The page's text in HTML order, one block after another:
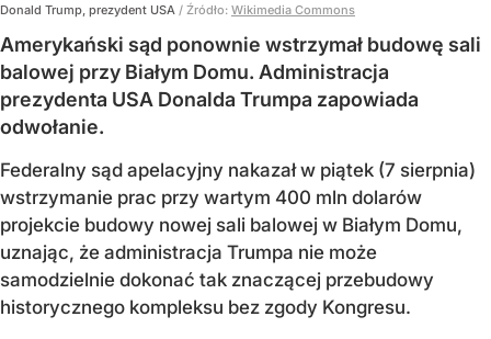
Donald Trump, prezydent USA / Źródło: Wikimedia Commons
Amerykański sąd ponownie wstrzymał budowę sali
balowej przy Białym Domu. Administracja
prezydenta USA Donalda Trumpa zapowiada
odwołanie.
Federalny sąd apelacyjny nakazał w piątek (7 sierpnia)
wstrzymanie prac przy wartym 400 mln dolarów
projekcie budowy nowej sali balowej w Białym Domu,
uznając, że administracja Trumpa nie może
samodzielnie dokonać tak znaczącej przebudowy
historycznego kompleksu bez zgody Kongresu.